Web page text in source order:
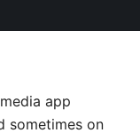
app
sometimes on